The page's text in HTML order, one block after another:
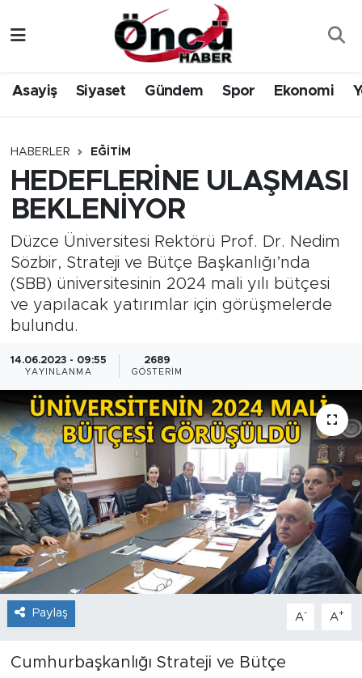
Asayiş Siyaset Gündem Spor Ekonomi
HABERLER EĞITIM
HEDEFLERİNE ULAŞMASI
BEKLENİYOR
Düzce Üniversitesi Rektörü Prof. Dr. Nedim
Sözbir, Strateji ve Bütçe Başkanlığı’nda
(SBB) üniversitesinin 2024 mali yılı bütçesi
ve yapılacak yatırımlar için görüşmelerde
bulundu.
14.06.2023 - 09:55
YAYINLANMA
2689
GÖSTERIM
Paylaş A- A+
Cumhurbaşkanlığı Strateji ve Bütçe
Gündem
Sağlık & Çevre
Spor
Yerel Haber
Öncü Radyo Dinle
Düzce Nöbetçi Eczaneler
Düzce Hava Durumu
Düzce Namaz Vakitleri
Düzce Trafik Yoğunluk Haritası
Tüm Manşetler
Son Dakika Haberleri